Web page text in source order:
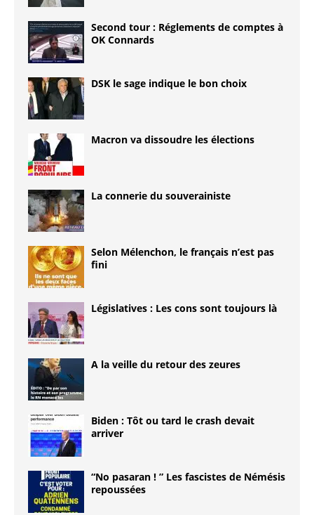
Second tour : Réglements de comptes à
OK Connards
DSK le sage indique le bon choix
Macron va dissoudre les élections
La connerie du souverainiste
Selon Mélenchon, le français n’est pas
fini
Législatives : Les cons sont toujours là
A la veille du retour des zeures
Biden : Tôt ou tard le crash devait
arriver
“No pasaran ! ” Les fascistes de Némésis
repoussées